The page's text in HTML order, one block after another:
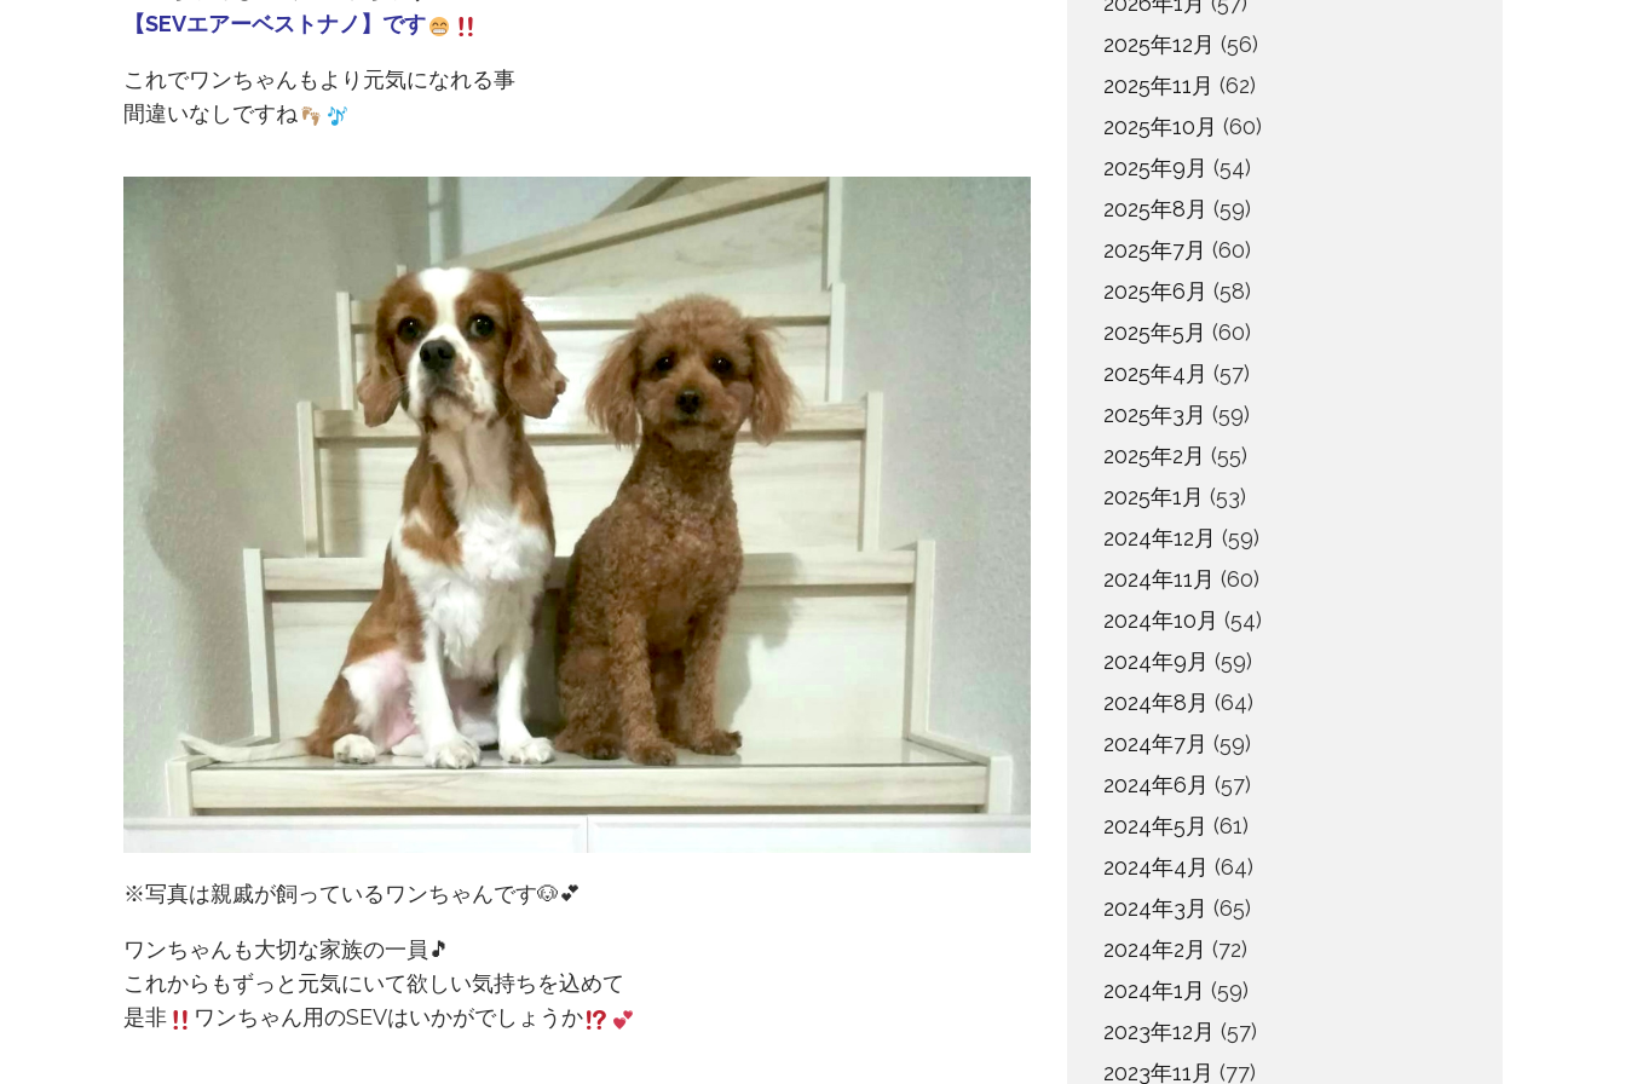
【SEVエアーベストナノ】です
これでワンちゃんもより元気になれる事
間違いなしですね
※写真は親戚が飼っているワンちゃんです🐶💕
ワンちゃんも大切な家族の一員🎵
これからもずっと元気にいて欲しい気持ちを込めて
是非
ワンちゃん用のSEVはいかがでしょうか
2025年12月 (56)
2025年11月 (62)
2025年10月 (60)
2025年9月 (54)
2025年8月 (59)
2025年7月 (60)
2025年6月 (58)
2025年5月 (60)
2025年4月 (57)
2025年3月 (59)
2025年2月 (55)
2025年1月 (53)
2024年12月 (59)
2024年11月 (60)
2024年10月 (54)
2024年9月 (59)
2024年8月 (64)
2024年7月 (59)
2024年6月 (57)
2024年5月 (61)
2024年4月 (64)
2024年3月 (65)
2024年2月 (72)
2024年1月 (59)
2023年12月 (57)
2023年11月 (77)